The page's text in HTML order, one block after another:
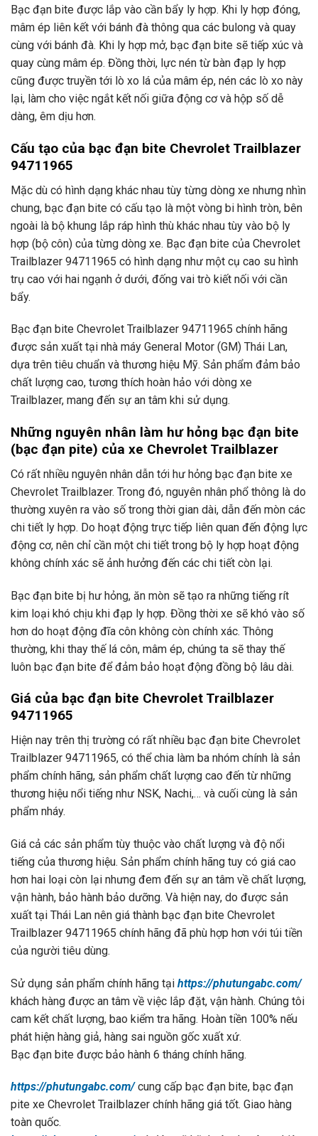
Bạc đạn bite được lắp vào cần bẩy ly hợp. Khi ly hợp đóng,
mâm ép liên kết với bánh đà thông qua các bulong và quay
cùng với bánh đà. Khi ly hợp mở, bạc đạn bite sẽ tiếp xúc và
quay cùng mâm ép. Đồng thời, lực nén từ bàn đạp ly hợp
cũng được truyền tới lò xo lá của mâm ép, nén các lò xo này
lại, làm cho việc ngắt kết nối giữa động cơ và hộp số dễ
dàng, êm dịu hơn.
Cấu tạo của bạc đạn bite Chevrolet Trailblazer
94711965
Mặc dù có hình dạng khác nhau tùy từng dòng xe nhưng nhìn
chung, bạc đạn bite có cấu tạo là một vòng bi hình tròn, bên
ngoài là bộ khung lắp ráp hình thù khác nhau tùy vào bộ ly
hợp (bộ côn) của từng dòng xe. Bạc đạn bite của Chevrolet
Trailblazer 94711965 có hình dạng như một cụ cao su hình
trụ cao với hai ngạnh ở dưới, đống vai trò kiết nối với cần
bẩy.
Bạc đạn bite Chevrolet Trailblazer 94711965 chính hãng
được sản xuất tại nhà máy General Motor (GM) Thái Lan,
dựa trên tiêu chuẩn và thương hiệu Mỹ. Sản phẩm đảm bảo
chất lượng cao, tương thích hoàn hảo với dòng xe
Trailblazer, mang đến sự an tâm khi sử dụng.
Những nguyên nhân làm hư hỏng bạc đạn bite
(bạc đạn pite) của xe Chevrolet Trailblazer
Có rất nhiều nguyên nhân dẫn tới hư hỏng bạc đạn bite xe
Chevrolet Trailblazer. Trong đó, nguyên nhân phổ thông là do
thường xuyên ra vào số trong thời gian dài, dẫn đến mòn các
chi tiết ly hợp. Do hoạt động trực tiếp liên quan đến động lực
động cơ, nên chỉ cần một chi tiết trong bộ ly hợp hoạt động
không chính xác sẽ ảnh hưởng đến các chi tiết còn lại.
Bạc đạn bite bị hư hỏng, ăn mòn sẽ tạo ra những tiếng rít
kim loại khó chịu khi đạp ly hợp. Đồng thời xe sẽ khó vào số
hơn do hoạt động đĩa côn không còn chính xác. Thông
thường, khi thay thế lá côn, mâm ép, chúng ta sẽ thay thế
luôn bạc đạn bite để đảm bảo hoạt động đồng bộ lâu dài.
Giá của bạc đạn bite Chevrolet Trailblazer
94711965
Hiện nay trên thị trường có rất nhiều bạc đạn bite Chevrolet
Trailblazer 94711965, có thể chia làm ba nhóm chính là sản
phẩm chính hãng, sản phẩm chất lượng cao đến từ những
thương hiệu nổi tiếng như NSK, Nachi,… và cuối cùng là sản
phẩm nháy.
Giá cả các sản phẩm tùy thuộc vào chất lượng và độ nổi
tiếng của thương hiệu. Sản phẩm chính hãng tuy có giá cao
hơn hai loại còn lại nhưng đem đến sự an tâm về chất lượng,
vận hành, bảo hành bảo dưỡng. Và hiện nay, do được sản
xuất tại Thái Lan nên giá thành bạc đạn bite Chevrolet
Trailblazer 94711965 chính hãng đã phù hợp hơn với túi tiền
của người tiêu dùng.
Sử dụng sản phẩm chính hãng tại https://phutungabc.com/
khách hàng được an tâm về việc lắp đặt, vận hành. Chúng tôi
cam kết chất lượng, bao kiểm tra hãng. Hoàn tiền 100% nếu
phát hiện hàng giả, hàng sai nguồn gốc xuất xứ.
Bạc đạn bite được bảo hành 6 tháng chính hãng.
https://phutungabc.com/cung cấp bạc đạn bite, bạc đạn
pite xe Chevrolet Trailblazer chính hãng giá tốt. Giao hàng
toàn quốc.